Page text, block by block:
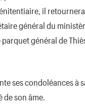
il
général du
général de
ses condoléances à
de son âme.